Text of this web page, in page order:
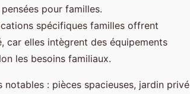
pour familles.
spécifiques familles offrent
car elles intègrent des équipements
les besoins familiaux.
: pièces spacieuses, jardin privé